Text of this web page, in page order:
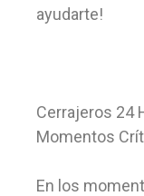
ayudarte!
Cerrajeros 24
Momentos
En los